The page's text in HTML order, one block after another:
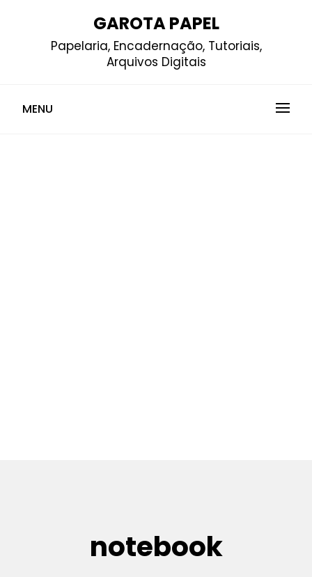
GAROTA PAPEL
Papelaria, Encadernação, Tutoriais,
Arquivos Digitais
MENU
notebook